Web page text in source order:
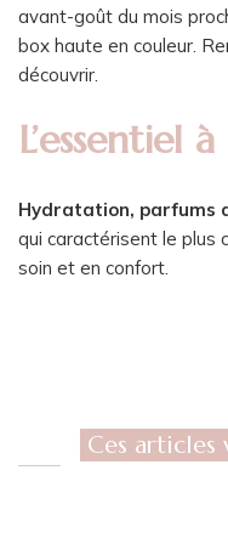
avant-goût du mois
box haute en couleur.
découvrir.
L’essentiel
Hydratation, parfums
qui caractérisent le plus
soin et en confort.
Ces articles